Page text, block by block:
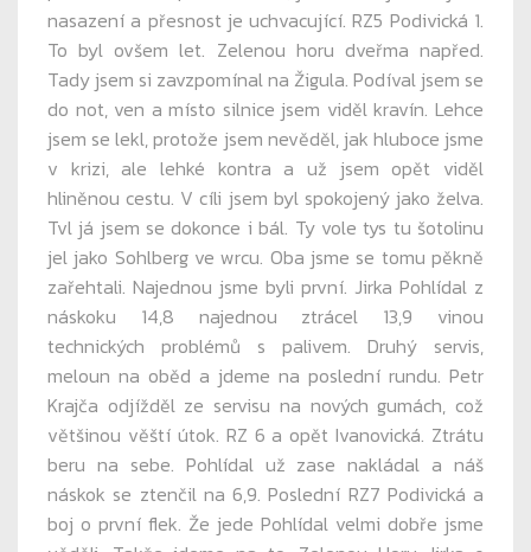
nasazení a přesnost je uchvacující. RZ5 Podivická 1.
To byl ovšem let. Zelenou horu dveřma napřed.
Tady jsem si zavzpomínal na Žigula. Podíval jsem se
do not, ven a místo silnice jsem viděl kravín. Lehce
jsem se lekl, protože jsem nevěděl, jak hluboce jsme
v krizi, ale lehké kontra a už jsem opět viděl
hliněnou cestu. V cíli jsem byl spokojený jako želva.
Tvl já jsem se dokonce i bál. Ty vole tys tu šotolinu
jel jako Sohlberg ve wrcu. Oba jsme se tomu pěkně
zařehtali. Najednou jsme byli první. Jirka Pohlídal z
náskoku 14,8 najednou ztrácel 13,9 vinou
technických problémů s palivem. Druhý servis,
meloun na oběd a jdeme na poslední rundu. Petr
Krajča odjížděl ze servisu na nových gumách, což
většinou věští útok. RZ 6 a opět Ivanovická. Ztrátu
beru na sebe. Pohlídal už zase nakládal a náš
náskok se ztenčil na 6,9. Poslední RZ7 Podivická a
boj o první flek. Že jede Pohlídal velmi dobře jsme